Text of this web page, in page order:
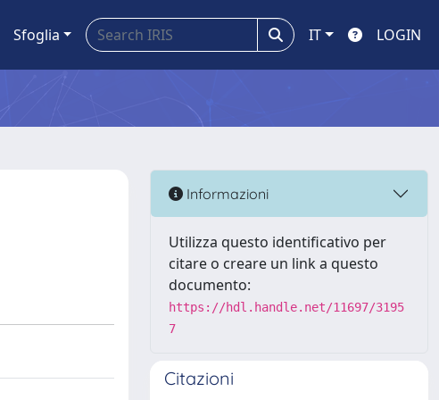
Sfoglia IT LOGIN
Informazioni
Utilizza questo identificativo per
citare o creare un link a questo
documento:
https://hdl.handle.net/11697/3195
7
Citazioni